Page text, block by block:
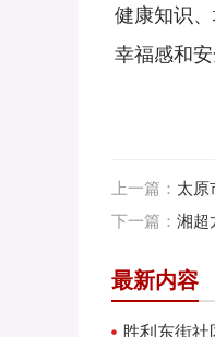
健康知识
幸福感和
上一篇： 太原
下一篇： 湘超
最新内容
胜利东街社